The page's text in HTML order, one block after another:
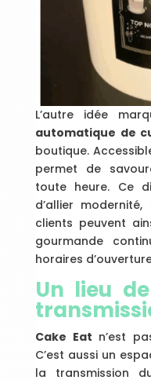
L’autre idée
automatique de
boutique.
permet de
toute heure. Ce
d’allier
clients peuvent
gourmande
horaires
Un lieu
Cake Eat n’est
C’est aussi un
la transmission